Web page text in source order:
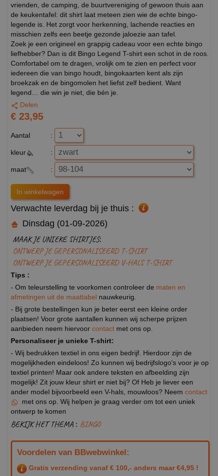
vrienden, de camping, de buurtvereniging of gewoon thuis aan
de keukentafel: dit shirt laat meteen zien wie de echte bingo-
legende is. Het zorgt voor herkenning, lachende reacties en
misschien zelfs een beetje gezonde jaloezie aan tafel.
Zoek je een origineel en grappig cadeau voor een echte bingo
liefhebber? Dan is dit Bingo Legend T-shirt een schot in de roos.
Comfortabel om te dragen, vrolijk om te zien en perfect voor
iedereen die van bingo houdt, bingokaarten kent als zijn
broekzak en de bingomolen het liefst zelf bedient. Want
legend… die win je niet, die bén je.
Delen
€ 23,95
Aantal :
kleur :
maat :
Verwachte leverdag bij je thuis :
Dinsdag (01-09-2026)
MAAK JE UNIEKE SHIRTJES:
ONTWERP JE GEPERSONALISEERD T-SHIRT
ONTWERP JE GEPERSONALISEERD V-HALS T-SHIRT
Tips :
- Om teleurstelling te voorkomen controleer de maten en
afmetingen uit de maattabel nauwkeurig.
- Bij grote bestellingen kun je beter eerst een kleine order
plaatsen! Voor grote aantallen kunnen wij scherpe prijzen
aanbieden neem hiervoor contact met ons op.
Personaliseer je unieke T-shirt:
- Wij bedrukken textiel in ons eigen bedrijf. Hierdoor zijn de
mogelijkheden eindeloos! Zo kunnen wij bedrijfslogo's voor je op
textiel printen! Maar ook andere teksten en afbeelding zijn
mogelijk! Zit jouw kleur shirt er niet bij? Of Heb je liever een
ander model bijvoorbeeld een V-hals, mouwloos? Neem contact
met ons op. Wij helpen je graag verder om tot een uniek
ontwerp te komen
BEKIJK HET THEMA : BINGO
Voordelen van BBwebwinkel:
Gratis verzending vanaf € 100,- anders maar €4,95 !